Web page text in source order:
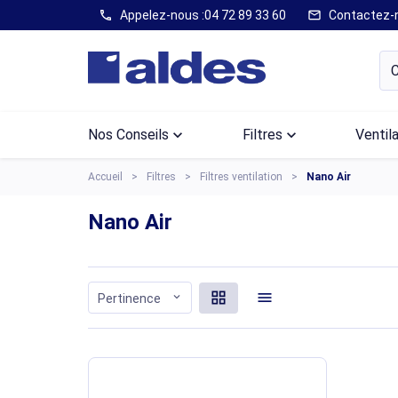
call Appelez-nous :04 72 89 33 60 mail Contactez-
Nos Conseils keyboard_arrow_down Filtres keyboard_arrow_down
Accueil Filtres Filtres ventilation Nano Air
Nano Air
Pertinence expand_more grid_view menu